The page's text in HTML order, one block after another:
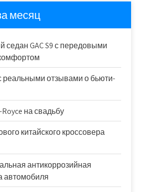
месяц
GAC S9 с передовыми
отзывами о бьюти-
на свадьбу
китайского кроссовера
антикоррозийная
автомобиля